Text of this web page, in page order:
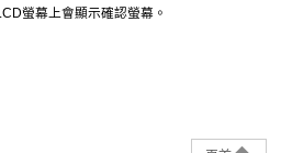
LCD螢幕上會顯示確認螢幕。